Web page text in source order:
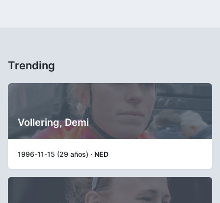
Trending
Vollering, Demi
1996-11-15 (29 años) · NED